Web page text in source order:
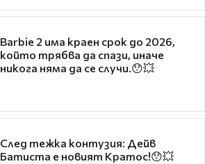
Barbie 2 има краен срок до 2026,
който трябва да спази, иначе
никога няма да се случи.😯💥
След тежка контузия: Дейв
Батиста е новият Кратос!😯💥